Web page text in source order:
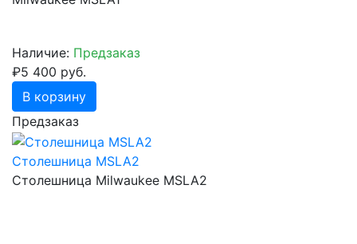
Наличие: Предзаказ
₽5 400 руб.
В корзину
Предзаказ
Столешница MSLA2
Столешница Milwaukee MSLA2